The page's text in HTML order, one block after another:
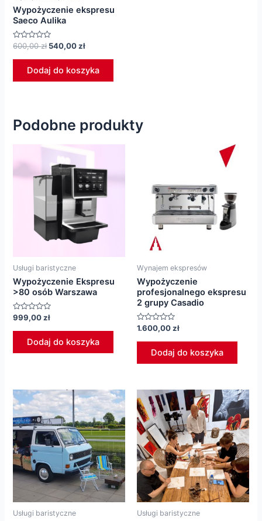
Wypożyczenie ekspresu
Saeco Aulika
Oceniono
na
600,00zł Pierwotna
wynosiła:
600,00 zł.
540,00złAktualna
wynosi:
540,00 zł.
Dodaj do koszyka
Podobne produkty
Usługi baristyczne
Wypożyczenie Ekspresu
>80 osób Warszawa
Oceniono
na
999,00zł
Dodaj do koszyka
Wynajem ekspresów
Wypożyczenie
profesjonalnego ekspresu
2 grupy Casadio
Oceniono
na
1.600,00zł
Dodaj do koszyka
Usługi baristyczne Usługi baristyczne